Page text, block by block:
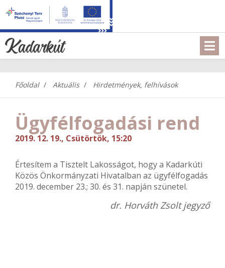
Főoldal Aktuális Hirdetmények, felhívások
Ügyfélfogadási rend
2019. 12. 19., Csütörtök, 15:20
Értesítem a Tisztelt Lakosságot, hogy a Kadarkúti
Közös Önkormányzati Hivatalban az ügyfélfogadás
2019. december 23.; 30. és 31. napján szünetel.
dr. Horváth Zsolt jegyző